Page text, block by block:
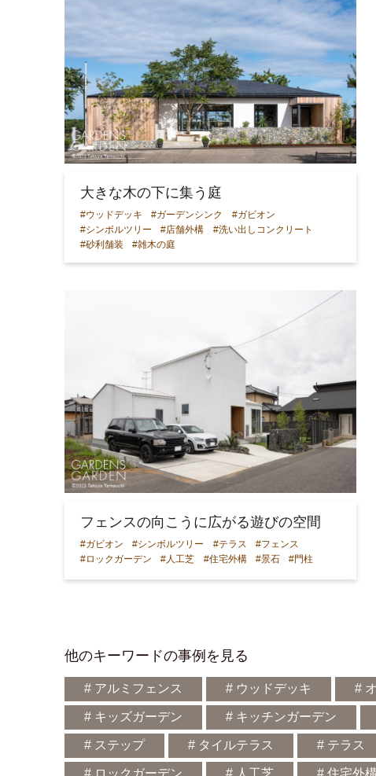
大きな木の下に集う庭
#ウッドデッキ #ガーデンシンク
#ガビオン
#シンボルツリー
#店舗外構
#洗い出しコンクリート
#砂利舗装
#雑木の庭
フェンスの向こうに広がる遊びの空間
#ガビオン #シンボルツリー #テラス
#フェンス
#ロックガーデン
#人工芝 #住宅外構 #景石 #門柱
他のキーワードの事例を見る
# アルミフェンス # ウッドデッキ #
# キッズガーデン # キッチンガーデン
# ステップ # タイルテラス # テラス